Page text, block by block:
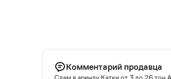
Комментарий продавца